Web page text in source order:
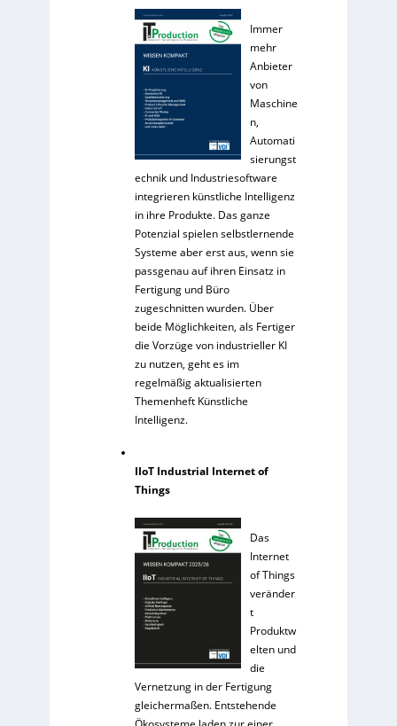
Immer
mehr
Anbieter
von
Maschine
n,
Automati
sierungst
echnik und Industriesoftware
integrieren künstliche Intelligenz
in ihre Produkte. Das ganze
Potenzial spielen selbstlernende
Systeme aber erst aus, wenn sie
passgenau auf ihren Einsatz in
Fertigung und Büro
zugeschnitten wurden. Über
beide Möglichkeiten, als Fertiger
die Vorzüge von industrieller KI
zu nutzen, geht es im
regelmäßig aktualisierten
Themenheft Künstliche
Intelligenz.
IIoT Industrial Internet of
Things
Das
Internet
of Things
veränder
t
Produktw
elten und
die
Vernetzung in der Fertigung
gleichermaßen. Entstehende